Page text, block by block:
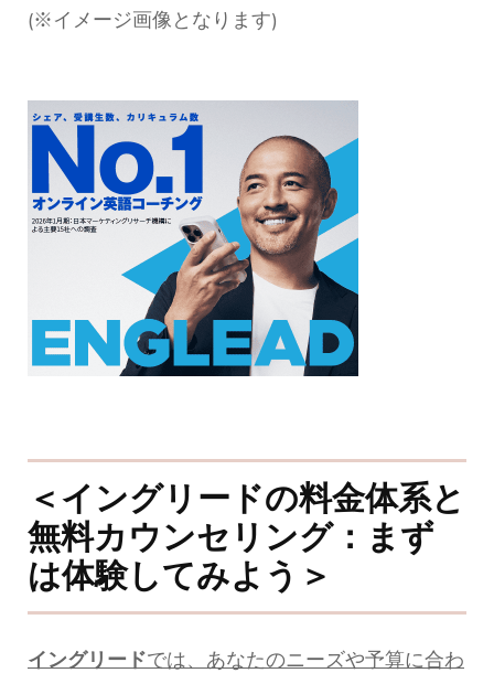
(※イメージ画像となります)
＜イングリードの料金体系と
無料カウンセリング：まず
は体験してみよう＞
イングリードでは、あなたのニーズや予算に合わ